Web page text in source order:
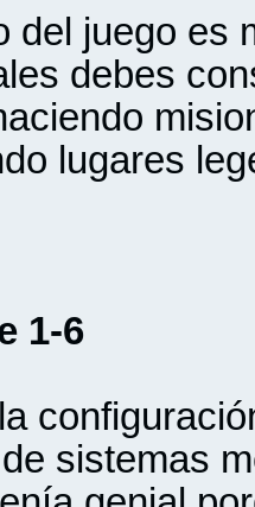
del juego es
debes
lugares
1-6
sistemas